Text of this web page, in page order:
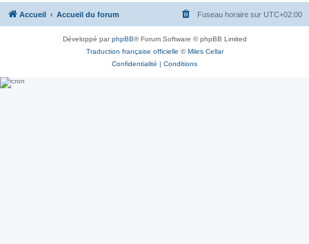
Accueil Accueil du forum Fuseau horaire sur UTC+02:00
Développé parphpBB® Forum Software © phpBB Limited
Traduction française officielle ©Miles Cellar
Confidentialité | Conditions